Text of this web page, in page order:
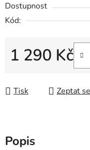
Dostupnost
Kód:
1 290 Kč
Tisk Zeptat se
Popis